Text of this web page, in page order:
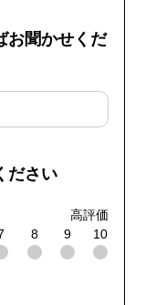
お聞かせくだ
ださい
高評価
8 9 10